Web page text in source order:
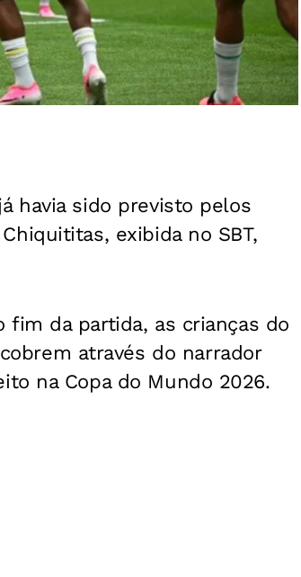
havia sido previsto pelos
exibida no SBT,
fim da partida, as crianças do
através do narrador
na Copa do Mundo 2026.